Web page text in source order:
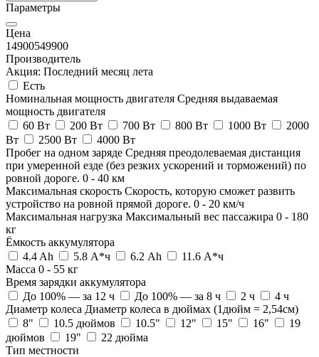
Параметры
Цена
14900549900
Производитель
Акция: Последний месяц лета
Есть
Номинальная мощность двигателя Средняя выдаваемая
мощность двигателя
60 Вт
200 Вт 700 Вт 800 Вт 1000 Вт
2000
Вт
2500 Вт
4000 Вт
Пробег на одном заряде Средняя преодолеваемая дистанция
при умеренной езде (без резких ускорений и торможений) по
ровной дороге. 0 - 40 км
Максимальная скорость Скорость, которую сможет развить
устройство на ровной прямой дороге. 0 - 20 км/ч
Максимальная нагрузка Максимальный вес пассажира 0 - 180
кг
Ёмкость аккумулятора
4.4 Ah
5.8 А*ч 6.2 Ah
11.6 А*ч
Масса 0 - 55 кг
Время зарядки аккумулятора
До 100% — за 12 ч
До 100% — за 8 ч 2 ч
4 ч
Диаметр колеса Диаметр колеса в дюймах (1дюйм = 2,54см)
8"
10.5 дюймов 10.5" 12" 15" 16"
19
дюймов
19"
22 дюйма
Тип местности